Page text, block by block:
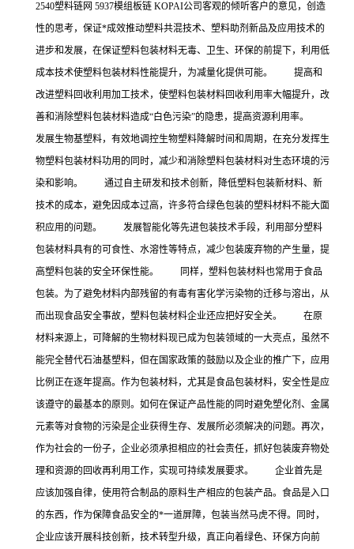
2540塑料链网 5937模组板链 KOPAI公司客观的倾听客户的意见，创造
性的思考，保证*成效推动塑料共混技术、塑料助剂新品及应用技术的
进步和发展，在保证塑料包装材料无毒、卫生、环保的前提下，利用低
成本技术使塑料包装材料性能提升，为减量化提供可能。 提高和
改进塑料回收利用加工技术，使塑料包装材料回收利用率大幅提升，改
善和消除塑料包装材料造成“白色污染”的隐患，提高资源利用率。
发展生物基塑料，有效地调控生物塑料降解时间和周期，在充分发挥生
物塑料包装材料功用的同时，减少和消除塑料包装材料对生态环境的污
染和影响。 通过自主研发和技术创新，降低塑料包装新材料、新
技术的成本，避免因成本过高，许多符合绿色包装的塑料材料不能大面
积应用的问题。 发展智能化等先进包装技术手段，利用部分塑料
包装材料具有的可食性、水溶性等特点，减少包装废弃物的产生量，提
高塑料包装的安全环保性能。 同样，塑料包装材料也常用于食品
包装。为了避免材料内部残留的有毒有害化学污染物的迁移与溶出，从
而出现食品安全事故，塑料包装材料企业还应把好安全关。 在原
材料来源上，可降解的生物材料现已成为包装领域的一大亮点，虽然不
能完全替代石油基塑料，但在国家政策的鼓励以及企业的推广下，应用
比例正在逐年提高。作为包装材料，尤其是食品包装材料，安全性是应
该遵守的最基本的原则。如何在保证产品性能的同时避免塑化剂、金属
元素等对食物的污染是企业获得生存、发展所必须解决的问题。再次，
作为社会的一份子，企业必须承担相应的社会责任，抓好包装废弃物处
理和资源的回收再利用工作，实现可持续发展要求。 企业首先是
应该加强自律，使用符合制品的原料生产相应的包装产品。食品是入口
的东西，作为保障食品安全的*一道屏障，包装当然马虎不得。同时，
企业应该开展科技创新，技术转型升级，真正向着绿色、环保方向前